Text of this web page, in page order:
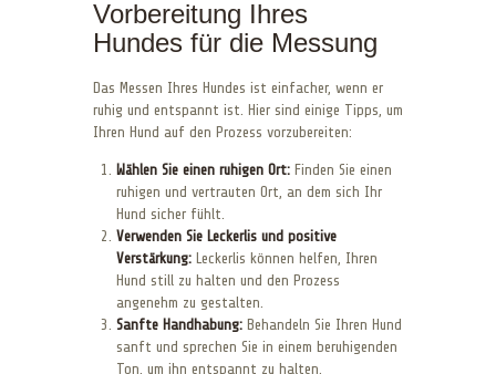
Vorbereitung Ihres
Hundes für die Messung
Das Messen Ihres Hundes ist einfacher, wenn er
ruhig und entspannt ist. Hier sind einige Tipps, um
Ihren Hund auf den Prozess vorzubereiten:
Wählen Sie einen ruhigen Ort: Finden Sie einen
ruhigen und vertrauten Ort, an dem sich Ihr
Hund sicher fühlt.
Verwenden Sie Leckerlis und positive
Verstärkung: Leckerlis können helfen, Ihren
Hund still zu halten und den Prozess
angenehm zu gestalten.
Sanfte Handhabung: Behandeln Sie Ihren Hund
sanft und sprechen Sie in einem beruhigenden
Ton, um ihn entspannt zu halten.